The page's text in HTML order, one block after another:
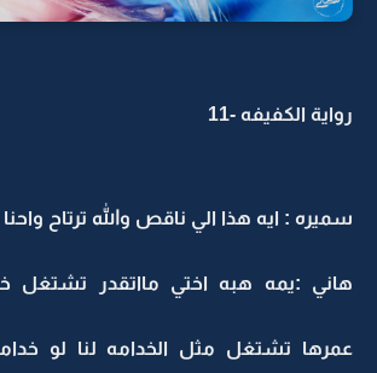
رواية الكفيفه -11
سميره : ايه هذا الي ناقص والله ترتاح
هاني :يمه هبه اختي مااتقدر تشتغل
عمرها تشتغل مثل الخدامه لنا لو خدامه